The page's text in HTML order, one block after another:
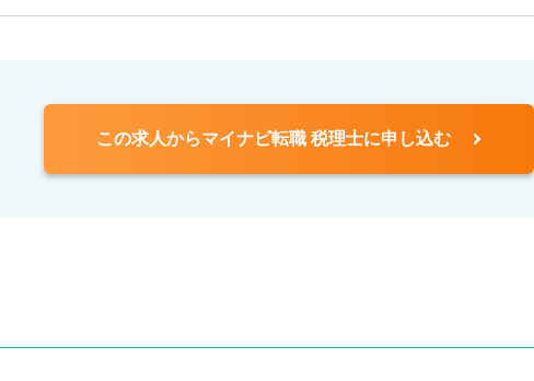
この求人からマイナビ転職 税理士に申し込む